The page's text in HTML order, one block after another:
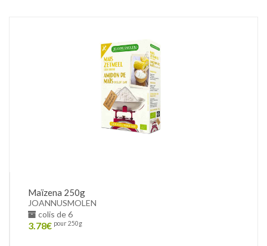
Maïzena 250g
JOANNUSMOLEN
colis de 6
3.78€ pour 250g